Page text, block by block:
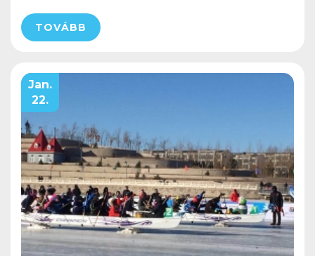
TOVÁBB
Jan.
22.